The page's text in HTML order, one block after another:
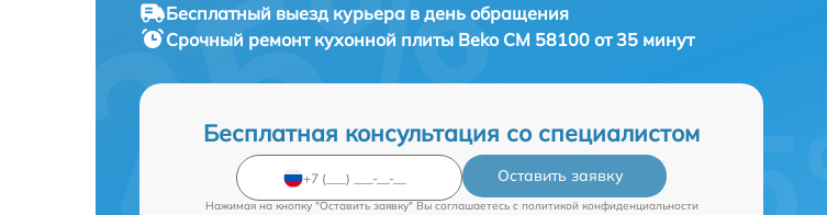
Бесплатный выезд курьера в день обращения
Срочный ремонт кухонной плиты Beko CM 58100 от 35 минут
Бесплатная консультация со специалистом
Оставить заявку
Нажимая на кнопку "Оставить заявку" Вы соглашаетесь c политикой конфиденциальности